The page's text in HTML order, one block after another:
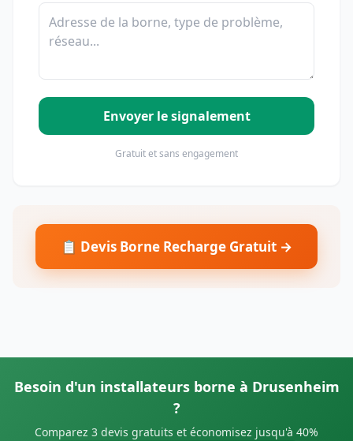
Envoyer le signalement
Gratuit et sans engagement
📋 Devis Borne Recharge Gratuit →
Besoin d'un installateurs borne à Drusenheim
?
Comparez 3 devis gratuits et économisez jusqu'à 40%